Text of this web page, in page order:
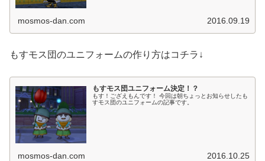
mosmos-dan.com 2016.09.19
もすモス団のユニフォームの作り方はコチラ↓
もすモス団ユニフォーム決定！？
もす！ござえもんです！ 今回は朝ちょっとお知らせしたも
すモス団のユニフォームの記事です。
mosmos-dan.com 2016.10.25